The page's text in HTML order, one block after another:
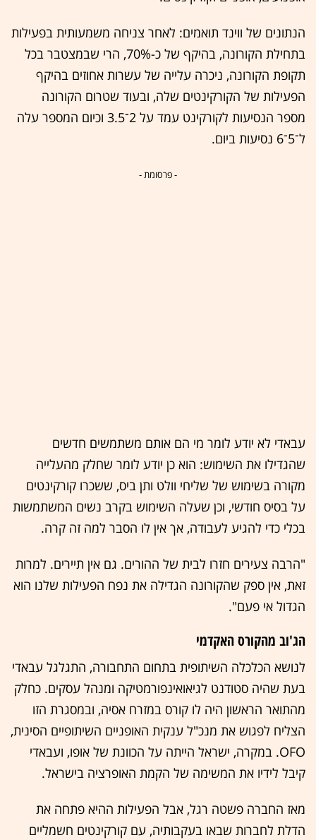
הנתונים של ווינד תואמים: לאחר צניחה משמעותית בפעילות
בתחילת הקורונה, בהיקף של כ-70%, הרי שבמצטבר בכל
תקופת הקורונה, ניכרה עלייה של עשרות אחוזים בהיקף
הפעילות של הקורקינטים שלה, ובעוד שטרום הקורונה
מספר הנסיעות לקורקינט עמד על 2־3.5 וכיום המספר עלה
ל־5־6 נסיעות ביום.
- פרסומת -
עבאדי לא יודע לומר מי הם אותם משתמשים חדשים
שהגדילו את השימוש: הוא כן יודע לומר שחלק מהעלייה
מקורה בשימוש של שליחי וולט ותן ביס, ששכרו קורקינטים
על בסיס חודשי, וכן שעלה השימוש בקרב נשים המשתמשות
בכלי כדי להגיע לעבודה, אך אין לו הסבר למה זה קרה.
"הרבה צעירים חזרו לבית של ההורים. גם אין תיירים. למרות
זאת, אין ספק שהקורונה הגדילה את נפח הפעילות שלנו הוא
הגדול אי פעם".
הג'וב מהקורס האקדמי
לנושא הכלכלה השיתופית בתחום התחבורה, התגלגל עבאדי
בעת שהיה סטודנט לגיאואינפורמטיקה ומנהל עסקים. כחלק
מהתואר הראשון היה לו קורס במזרח אסיה, ובמסגרת הזו
הצליח לפגוש את מנכ"ל ענקית האופניים השיתופיים הסינית,
OFO. במקרה, ישראל הייתה על הכוונת של אופו, ועבאדי
קיבל לידיו את המשימה של הקמת האופרציה בישראל.
מאז החברה פשטה רגל, אבל הפעילות ההיא פתחה את
הדלת לחברות שבאו בעקבותיה, עם קורקינטים חשמליים